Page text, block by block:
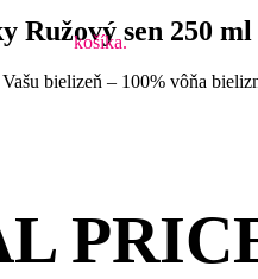
košíka.
Ružový sen 250 ml
bielizeň – 100% vôňa